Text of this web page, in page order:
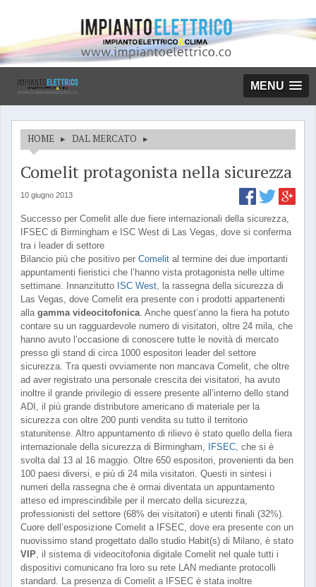
MENU
HOME ▸ DAL MERCATO ▸
Comelit protagonista nella sicurezza
10 giugno 2013
Successo per Comelit alle due fiere internazionali della sicurezza,
IFSEC di Birmingham e ISC West di Las Vegas, dove si conferma
tra i leader di settore
Bilancio più che positivo per Comelit al termine dei due importanti
appuntamenti fieristici che l’hanno vista protagonista nelle ultime
settimane. Innanzitutto ISC West, la rassegna della sicurezza di
Las Vegas, dove Comelit era presente con i prodotti appartenenti
alla gamma videocitofonica. Anche quest’anno la fiera ha potuto
contare su un ragguardevole numero di visitatori, oltre 24 mila, che
hanno avuto l’occasione di conoscere tutte le novità di mercato
presso gli stand di circa 1000 espositori leader del settore
sicurezza. Tra questi ovviamente non mancava Comelit, che oltre
ad aver registrato una personale crescita dei visitatori, ha avuto
inoltre il grande privilegio di essere presente all’interno dello stand
ADI, il più grande distributore americano di materiale per la
sicurezza con oltre 200 punti vendita su tutto il territorio
statunitense. Altro appuntamento di rilievo è stato quello della fiera
internazionale della sicurezza di Birmingham,
IFSEC, che si è
svolta dal 13 al 16 maggio. Oltre 650 espositori, provenienti da ben
100 paesi diversi, e più di 24 mila visitatori. Questi in sintesi i
numeri della rassegna che è ormai diventata un appuntamento
atteso ed imprescindibile per il mercato della sicurezza,
professionisti del settore (68% dei visitatori) e utenti finali (32%).
Cuore dell’esposizione Comelit a IFSEC, dove era presente con un
nuovissimo stand progettato dallo studio Habit(s) di Milano, è stato
VIP, il sistema di videocitofonia digitale Comelit nel quale tutti i
dispositivi comunicano fra loro su rete LAN mediante protocolli
standard. La presenza di Comelit a IFSEC è stata inoltre